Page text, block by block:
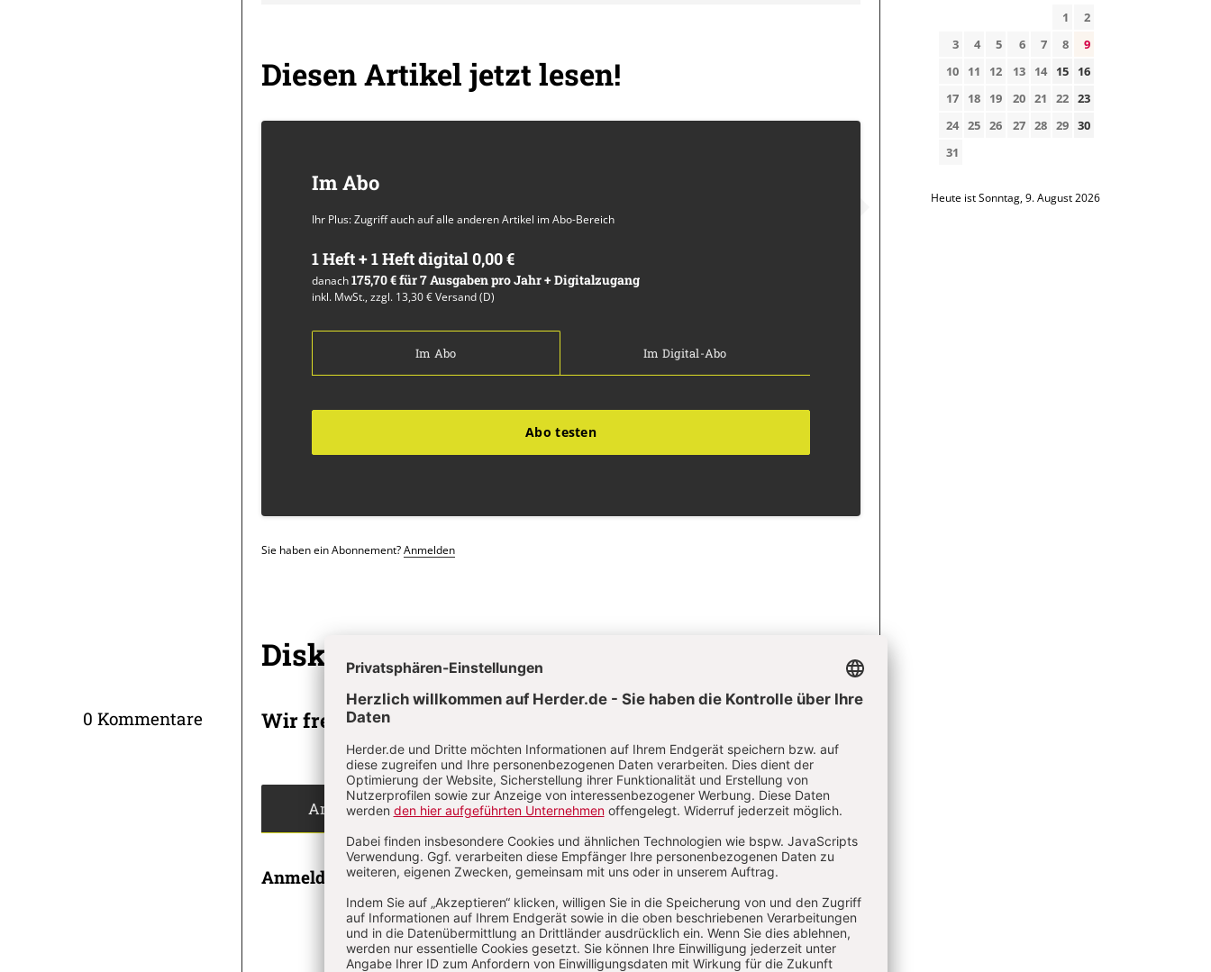
Diesen Artikel jetzt lesen!
Im Abo
Ihr Plus: Zugriff auch auf alle anderen Artikel im Abo-Bereich
1 Heft + 1 Heft digital 0,00 €
danach175,70 € für 7 Ausgaben pro Jahr + Digitalzugang
inkl. MwSt., zzgl. 13,30 € Versand (D)
Im Abo Im Digital-Abo
Abo testen
Sie haben ein Abonnement?Anmelden
Infos
Diskussion
0 Kommentare Wir freuen uns über Ihren Kommentar
Angemeldet kommentieren Als Gast kommentieren
Anmeldung
E-MAIL*
PASSWORT*
1
2
3
4 5 6 7 8
9
10
11 12 13 14 15
16
17
18 19 20 21 22 23
24 25 26 27 28 29 30
31
Heute ist Sonntag, 9. August 2026